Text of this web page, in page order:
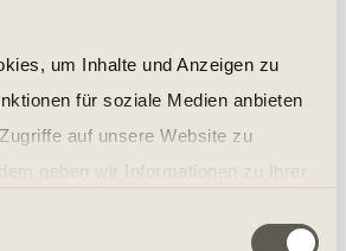
um Inhalte und Anzeigen zu
für soziale Medien anbieten
auf unsere Website zu
und Analysen weiter. Unsere